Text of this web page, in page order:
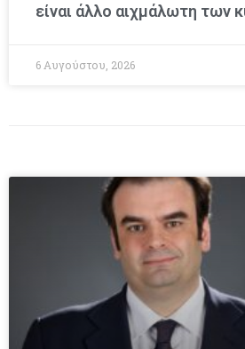
είναι άλλο αιχμάλωτη των
6 Αυγούστου, 2026